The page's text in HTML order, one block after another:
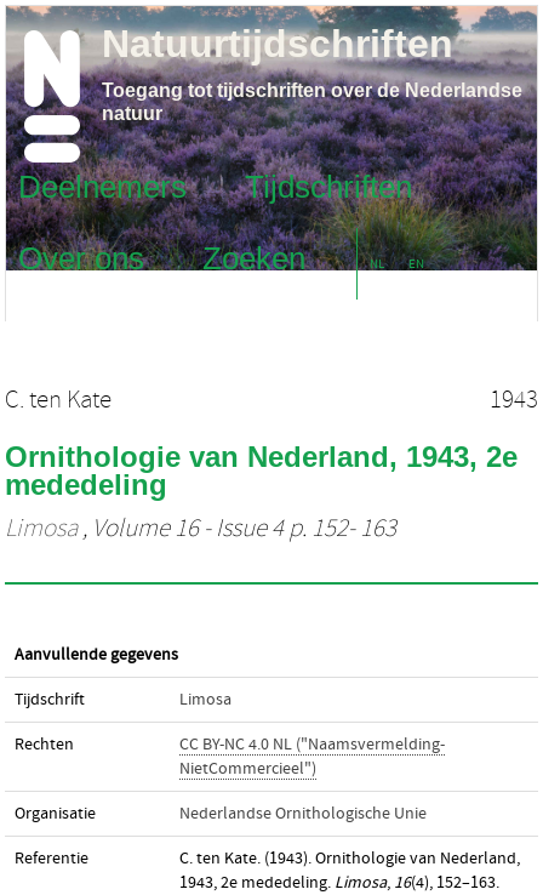
Deelnemers
Tijdschriften
Over ons
Zoeken NL EN
Natuurtijdschriften
Toegang tot tijdschriften over de Nederlandse
natuur
C. ten Kate 1943
Ornithologie van Nederland, 1943, 2e
mededeling
Limosa, Volume 16 - Issue 4 p. 152- 163
Aanvullende gegevens
Tijdschrift Limosa
Rechten
CC BY-NC 4.0 NL ("Naamsvermelding-
NietCommercieel")
Organisatie Nederlandse Ornithologische Unie
Referentie
C. ten Kate. (1943). Ornithologie van Nederland,
1943, 2e mededeling. Limosa, 16(4), 152–163.